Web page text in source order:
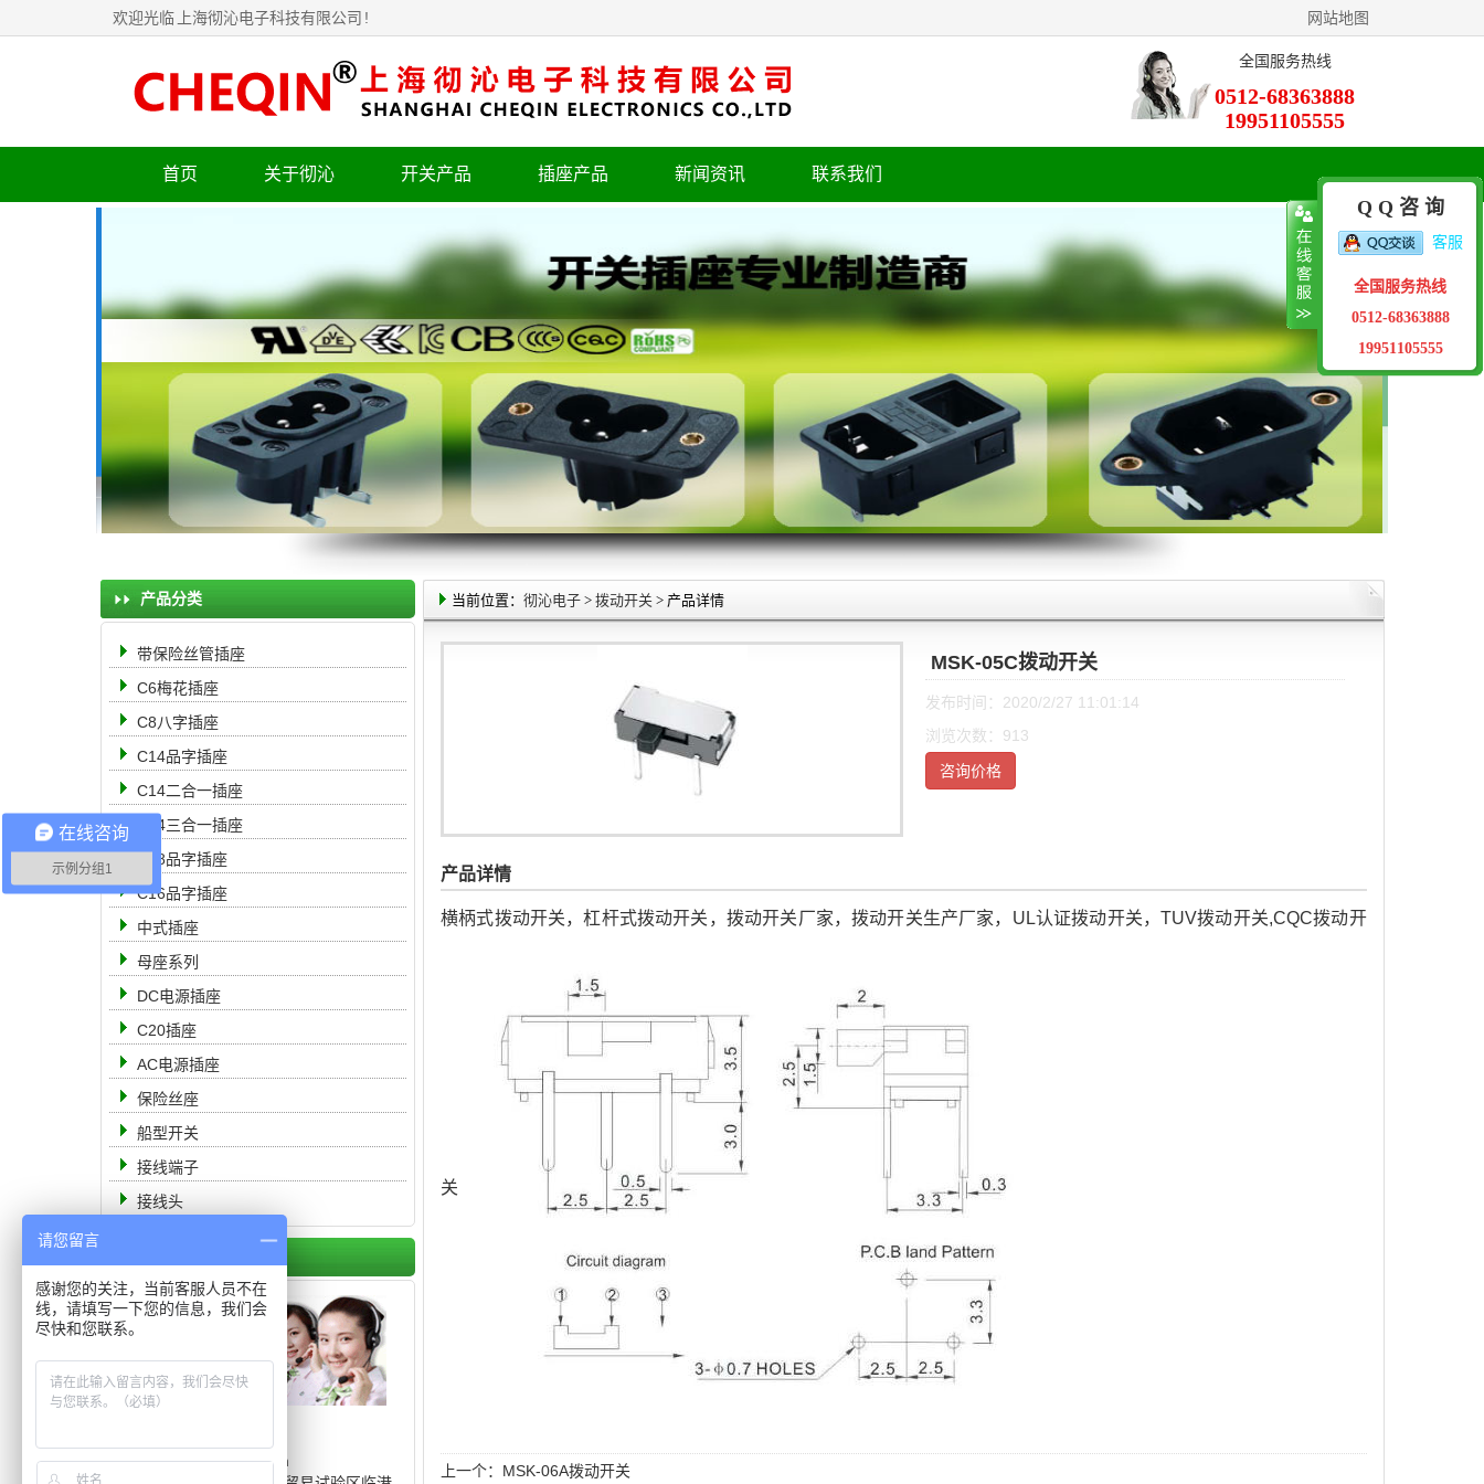
欢迎光临 上海彻沁电子科技有限公司 ! 网站地图
全国服务热线
0512-68363888
19951105555
首页 关于彻沁 开关产品 插座产品 新闻资讯 联系我们
产品分类
带保险丝管插座
C6梅花插座
C8八字插座
C14品字插座
C14二合一插座
C14三合一插座
C18品字插座
C16品字插座
中式插座
母座系列
DC电源插座
C20插座
AC电源插座
保险丝座
船型开关
接线端子
接线头
邮 箱：8311566@qq.com
当前位置： 彻沁电子 > 拨动开关 > 产品详情
MSK-05C拨动开关
发布时间：2020/2/27 11:01:14
浏览次数：913
咨询价格
产品详情
横柄式拨动开关，杠杆式拨动开关，拨动开关厂家，拨动开关生产厂家，UL认证拨动开关，TUV拨动开关,CQC拨动开
关
上一个： MSK-06A拨动开关
Q Q 咨 询
客服
全国服务热线
0512-68363888
19951105555
在线咨询
示例分组1
请您留言
感谢您的关注，当前客服人员不在
线，请填写一下您的信息，我们会
尽快和您联系。